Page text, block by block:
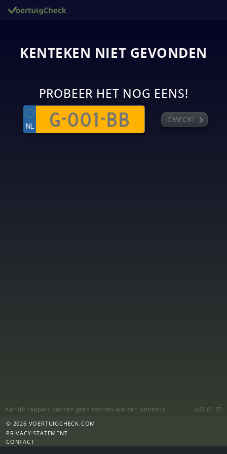
KENTEKEN NIET GEVONDEN
PROBEER HET NOG EENS!
CHECK! chevron_right
Aan dit rapport kunnen geen rechten worden ontleend
v25.01.27
© 2026 VOERTUIGCHECK.COM
PRIVACY STATEMENT
CONTACT